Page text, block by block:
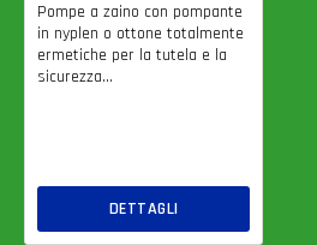
Pompe a zaino con pompante
in nyplen o ottone totalmente
ermetiche per la tutela e la
sicurezza...
DETTAGLI